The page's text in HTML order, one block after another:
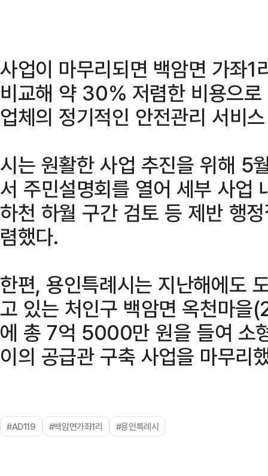
사업이 마무리되면 백암면 가좌1
비교해 약 30% 저렴한 비용으
업체의 정기적인 안전관리 서비
시는 원활한 사업 추진을 위해 5
서 주민설명회를 열어 세부 사업
하천 하월 구간 검토 등 제반 행
렴했다.
한편, 용인특례시는 지난해에도
고 있는 처인구 백암면 옥천마
에 총 7억 5000만 원을 들여 소
이의 공급관 구축 사업을 마무리
#AD119 #백암면가좌1리 #용인특례시